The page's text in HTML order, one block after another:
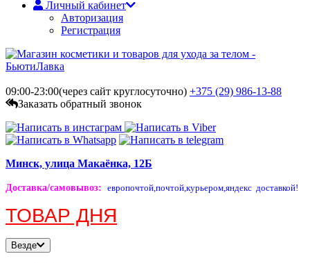
Личный кабинет
Авторизация
Регистрация
09:00-23:00(через сайт круглосуточно) +375 (29) 986-13-88
Заказать обратный звонок
Минск, улица Макаёнка, 12Б
Доставка/самовывоз: европочтой,почтой,курьером,яндекс доставкой!
ТОВАР ДНЯ
Везде